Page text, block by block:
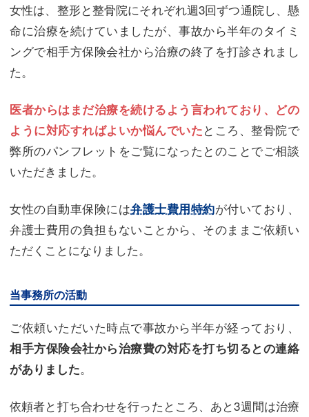
女性は、整形と整骨院にそれぞれ週3回ずつ通院し、懸
命に治療を続けていましたが、事故から半年のタイミ
ングで相手方保険会社から治療の終了を打診されまし
た。
医者からはまだ治療を続けるよう言われており、どの
ように対応すればよいか悩んでいたところ、整骨院で
弊所のパンフレットをご覧になったとのことでご相談
いただきました。
女性の自動車保険には弁護士費用特約が付いており、
弁護士費用の負担もないことから、そのままご依頼い
ただくことになりました。
当事務所の活動
ご依頼いただいた時点で事故から半年が経っており、
相手方保険会社から治療費の対応を打ち切るとの連絡
がありました。
依頼者と打ち合わせを行ったところ、あと3週間は治療